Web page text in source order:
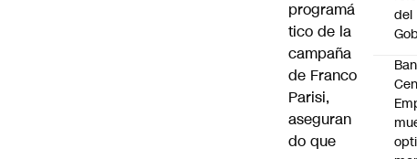
programá
tico de la
campaña
de Franco
Parisi,
aseguran
do que
del